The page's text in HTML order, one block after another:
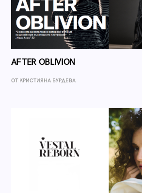
AFTER OBLIVION
ОТ КРИСТИЯНА БУРДЕВА